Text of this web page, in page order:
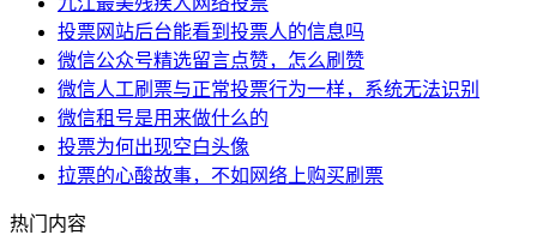
投票网站后台能看到投票人的信息吗
微信公众号精选留言点赞，怎么刷赞
微信人工刷票与正常投票行为一样，系统无法识别
微信租号是用来做什么的
投票为何出现空白头像
拉票的心酸故事，不如网络上购买刷票
热门内容